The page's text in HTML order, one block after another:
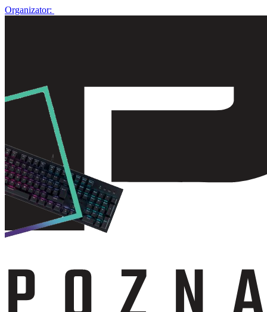
Organizator: